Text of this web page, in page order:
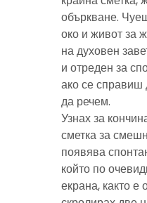
объркване.
око и живот за
на духовен
и отреден за
ако се справиш
да речем.
Узнах за
сметка за
появява
който по
екрана, както